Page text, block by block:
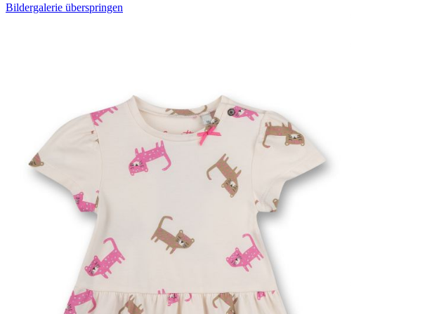
Bildergalerie überspringen